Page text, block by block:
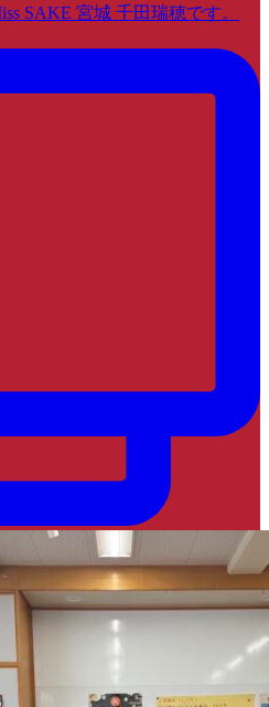
SAKE 宮城 千田瑞穂です。